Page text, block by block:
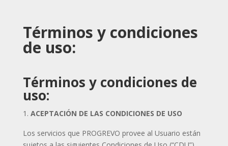
Términos y condiciones
de uso:
Términos y condiciones de
uso:
ACEPTACIÓN DE LAS CONDICIONES DE USO
Los servicios que PROGREVO provee al Usuario están